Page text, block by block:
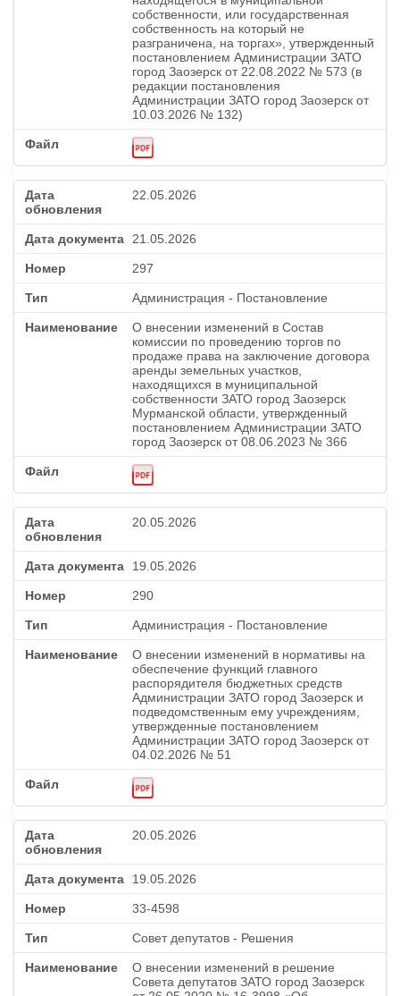
собственности, или государственная
собственность на который не
разграничена, на торгах», утвержденный
постановлением Администрации ЗАТО
город Заозерск от 22.08.2022 № 573 (в
редакции постановления
Администрации ЗАТО город Заозерск от
10.03.2026 № 132)
22.05.2026
21.05.2026
297
Администрация - Постановление
О внесении изменений в Состав
комиссии по проведению торгов по
продаже права на заключение договора
аренды земельных участков,
находящихся в муниципальной
собственности ЗАТО город Заозерск
Мурманской области, утвержденный
постановлением Администрации ЗАТО
город Заозерск от 08.06.2023 № 366
20.05.2026
19.05.2026
290
Администрация - Постановление
О внесении изменений в нормативы на
обеспечение функций главного
распорядителя бюджетных средств
Администрации ЗАТО город Заозерск и
подведомственным ему учреждениям,
утвержденные постановлением
Администрации ЗАТО город Заозерск от
04.02.2026 № 51
20.05.2026
19.05.2026
33-4598
Совет депутатов - Решения
О внесении изменений в решение
Совета депутатов ЗАТО город Заозерск